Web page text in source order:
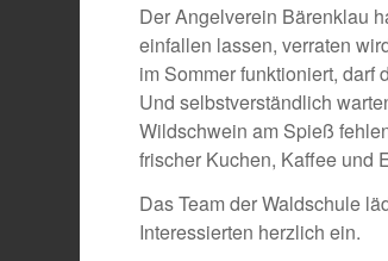
Der Angelverein Bärenklau
einfallen lassen, verraten
im Sommer funktioniert, darf
Und selbstverständlich
Wildschwein am Spieß
frischer Kuchen, Kaffee und
Das Team der Waldschule
Interessierten herzlich ein.